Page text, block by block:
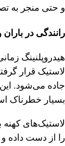
و حتی منجر به
رانندگی در
هیدروپلنینگ
لاستیک قرار
جاده می‌شود.
بسیار خطرناک
لاستیک‌های کهنه
را از دست داده